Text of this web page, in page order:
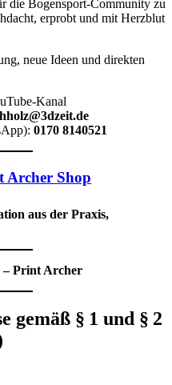
die Bogensport-Community zu
erprobt und mit Herzblut
neue Ideen und direkten
Kanal
0170 8140521
Archer Shop
aus der Praxis,
– Print Archer
gemäß § 1 und § 2